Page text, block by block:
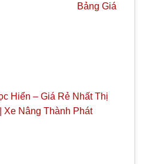
Bảng Giá
Hiển – Giá Rẻ Nhất Thị
Xe Nâng Thành Phát